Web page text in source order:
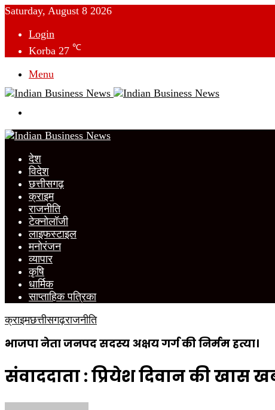
Saturday, August 8 2026
Login
Korba 27 ℃
Menu
देश
विदेश
छत्तीसगढ़
क्राइम
राजनीति
टेक्नोलॉजी
लाइफस्टाइल
मनोरंजन
व्यापार
कृषि
धार्मिक
साप्ताहिक पत्रिका
क्राइमछत्तीसगढ़राजनीति
भाजपा नेता जनपद सदस्य अक्षय गर्ग की निर्मम हत्या।
संवाददाता : प्रियेश दिवान की खास